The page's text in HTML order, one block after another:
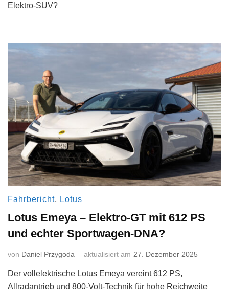
Elektro-SUV?
Fahrbericht, Lotus
Lotus Emeya – Elektro-GT mit 612 PS
und echter Sportwagen-DNA?
von Daniel Przygoda aktualisiert am 27. Dezember 2025
Der vollelektrische Lotus Emeya vereint 612 PS,
Allradantrieb und 800-Volt-Technik für hohe Reichweite